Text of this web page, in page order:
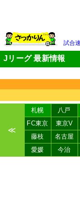
試合
Jリーグ 最新情報
≪
札幌 八戸
FC東京
東京V
藤枝
名古屋
愛媛
今治